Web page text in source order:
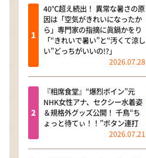
40℃超え続出！ 異常な暑さの原
因は「空気がきれいになったか
ら」専門家の指摘に眞鍋かをり
「“きれいで暑い”と“汚くて涼し
い”どっちがいいの!?」
2026.07.28
『相席食堂』“爆烈ボイン”元
NHK女性アナ、セクシー水着姿
＆規格外グッズ公開！ 千鳥“ち
ょっと待てぃ！！”ボタン連打
2026.07.21